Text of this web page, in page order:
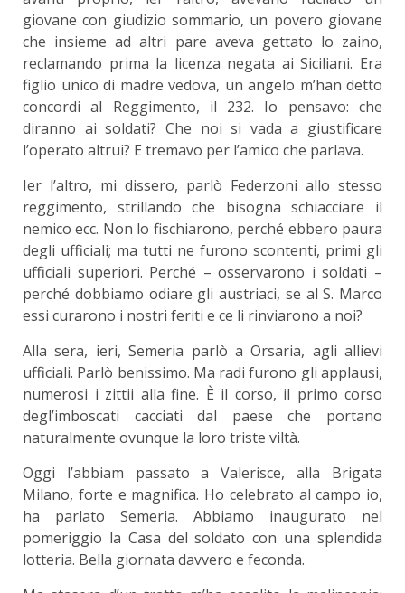
giovane con giudizio sommario, un povero giovane
che insieme ad altri pare aveva gettato lo zaino,
reclamando prima la licenza negata ai Siciliani. Era
figlio unico di madre vedova, un angelo m’han detto
concordi al Reggimento, il 232. Io pensavo: che
diranno ai soldati? Che noi si vada a giustificare
l’operato altrui? E tremavo per l’amico che parlava.
Ier l’altro, mi dissero, parlò Federzoni allo stesso
reggimento, strillando che bisogna schiacciare il
nemico ecc. Non lo fischiarono, perché ebbero paura
degli ufficiali; ma tutti ne furono scontenti, primi gli
ufficiali superiori. Perché – osservarono i soldati –
perché dobbiamo odiare gli austriaci, se al S. Marco
essi curarono i nostri feriti e ce li rinviarono a noi?
Alla sera, ieri, Semeria parlò a Orsaria, agli allievi
ufficiali. Parlò benissimo. Ma radi furono gli applausi,
numerosi i zittii alla fine. È il corso, il primo corso
degl’imboscati cacciati dal paese che portano
naturalmente ovunque la loro triste viltà.
Oggi l’abbiam passato a Valerisce, alla Brigata
Milano, forte e magnifica. Ho celebrato al campo io,
ha parlato Semeria. Abbiamo inaugurato nel
pomeriggio la Casa del soldato con una splendida
lotteria. Bella giornata davvero e feconda.